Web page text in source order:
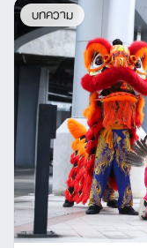
บทความ